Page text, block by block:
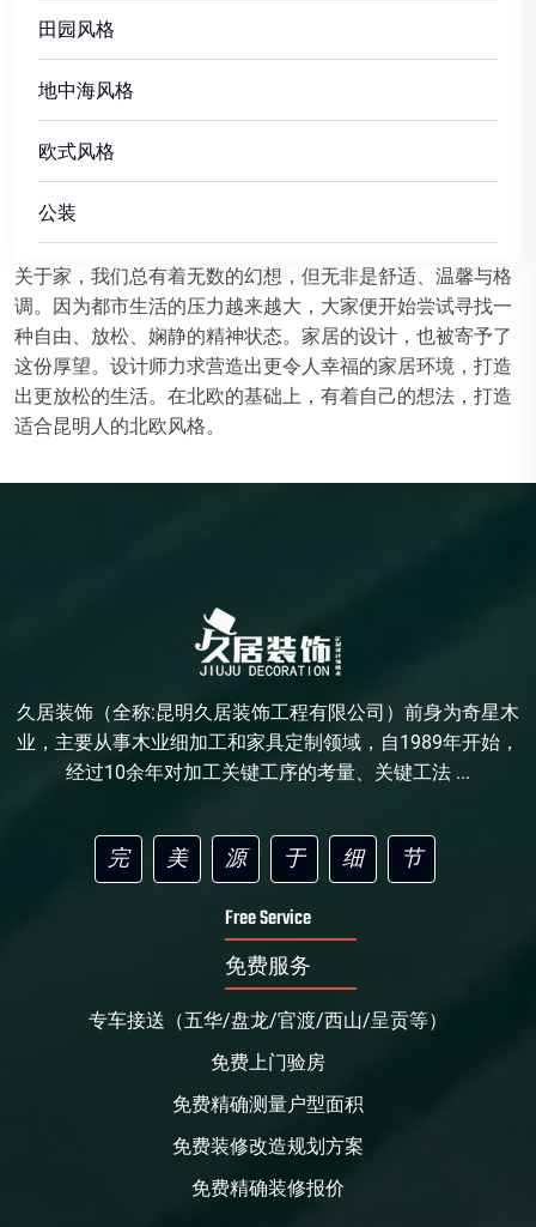
田园风格
地中海风格
欧式风格
公装
关于家，我们总有着无数的幻想，但无非是舒适、温馨与格
调。因为都市生活的压力越来越大，大家便开始尝试寻找一
种自由、放松、娴静的精神状态。家居的设计，也被寄予了
这份厚望。设计师力求营造出更令人幸福的家居环境，打造
出更放松的生活。在北欧的基础上，有着自己的想法，打造
适合昆明人的北欧风格。
久居装饰（全称:昆明久居装饰工程有限公司）前身为奇星木
业，主要从事木业细加工和家具定制领域，自1989年开始，
经过10余年对加工关键工序的考量、关键工法 ...
完 美 源 于 细
节
Free Service
免费服务
专车接送（五华/盘龙/官渡/西山/呈贡等）
免费上门验房
免费精确测量户型面积
免费装修改造规划方案
免费精确装修报价